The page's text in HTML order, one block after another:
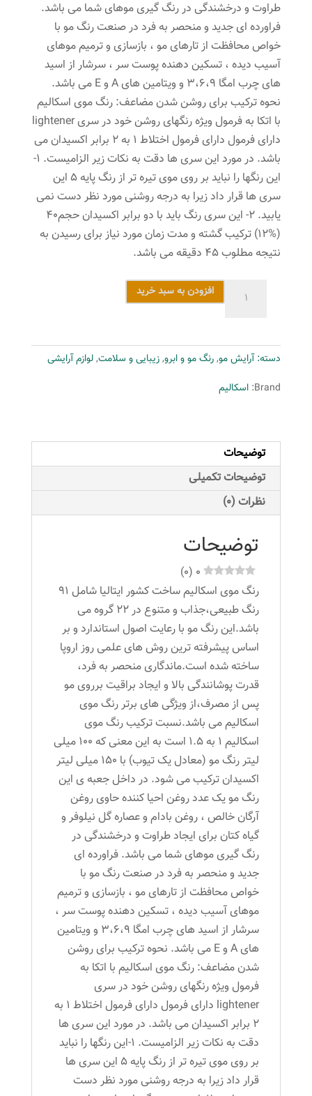
طراوت و درخشندگی در رنگ گیری موهای شما می باشد.
فراورده ای جدید و منحصر به فرد در صنعت رنگ مو با
خواص محافظت از تارهای مو ، بازسازی و ترمیم موهای
آسیب دیده ، تسکین دهنده پوست سر ، سرشار از اسید
های چرب امگا 3،6،9 و ویتامین های A و E می باشد.
نحوه ترکیب برای روشن شدن مضاعف: رنگ موی اسکالیم
با اتکا به فرمول ویژه رنگهای روشن خود در سری lightener
دارای فرمول دارای فرمول اختلاط 1 به 2 برابر اکسیدان می
باشد. در مورد این سری ها دقت به نکات زیر الزامیست. 1-
این رنگها را نباید بر روی موی تیره تر از رنگ پایه 5 این
سری ها قرار داد زیرا به درجه روشنی مورد نظر دست نمی
یابید. 2- این سری رنگ باید با دو برابر اکسیدان حجم40
(%12) ترکیب گشته و مدت زمان مورد نیاز برای رسیدن به
نتیجه مطلوب 45 دقیقه می باشد.
مدل
Keratin
Argan
7.0
عدد
افزودن به سبد خرید
دسته:آرایش مو,رنگ مو و ابرو,زیبایی و سلامت,لوازم آرایشی
Brand: اسکالیم
توضیحات
توضیحات تکمیلی
نظرات (0)
توضیحات
0
(
0
)
رنگ موی اسکالیم ساخت کشور ایتالیا شامل 91
رنگ طبیعی،جذاب و متنوع در 22 گروه می
باشد.این رنگ مو با رعایت اصول استاندارد و بر
اساس پیشرفته ترین روش های علمی روز اروپا
ساخته شده است.ماندگاری منحصر به فرد،
قدرت پوشانندگی بالا و ایجاد براقیت برروی مو
پس از مصرف،از ویژگی های برتر رنگ موی
اسکالیم می باشد.نسبت ترکیب رنگ موی
اسکالیم 1 به 1.5 است به این معنی که 100 میلی
لیتر رنگ مو (معادل یک تیوب) با 150 میلی لیتر
اکسیدان ترکیب می شود. در داخل جعبه ی این
رنگ مو یک عدد روغن احیا کننده حاوی روغن
آرگان خالص ، روغن بادام و عصاره گل نیلوفر و
گیاه کتان برای ایجاد طراوت و درخشندگی در
رنگ گیری موهای شما می باشد. فراورده ای
جدید و منحصر به فرد در صنعت رنگ مو با
خواص محافظت از تارهای مو ، بازسازی و ترمیم
موهای آسیب دیده ، تسکین دهنده پوست سر ،
سرشار از اسید های چرب امگا 3،6،9 و ویتامین
های A و E می باشد. نحوه ترکیب برای روشن
شدن مضاعف: رنگ موی اسکالیم با اتکا به
فرمول ویژه رنگهای روشن خود در سری
lightener دارای فرمول دارای فرمول اختلاط 1 به
2 برابر اکسیدان می باشد. در مورد این سری ها
دقت به نکات زیر الزامیست. 1-این رنگها را نباید
بر روی موی تیره تر از رنگ پایه 5 این سری ها
قرار داد زیرا به درجه روشنی مورد نظر دست